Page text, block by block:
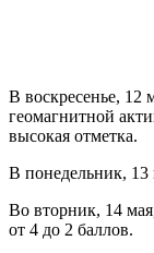
В воскресенье, 12
геомагнитной
высокая отметка.
В понедельник, 13
Во вторник, 14
от 4 до 2 баллов.